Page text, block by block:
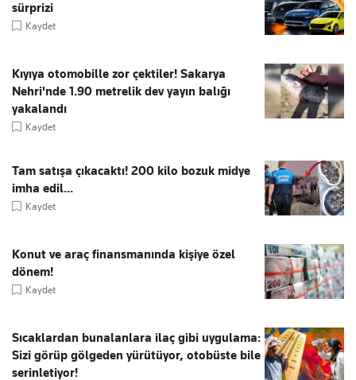
sürprizi
Kaydet
Kıyıya otomobille zor çektiler! Sakarya
Nehri'nde 1.90 metrelik dev yayın balığı
yakalandı
Kaydet
Tam satışa çıkacaktı! 200 kilo bozuk midye
imha edil...
Kaydet
Konut ve araç finansmanında kişiye özel
dönem!
Kaydet
Sıcaklardan bunalanlara ilaç gibi uygulama:
Sizi görüp gölgeden yürütüyor, otobüste bile
serinletiyor!